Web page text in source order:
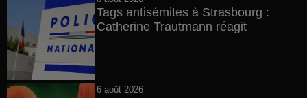
Tags antisémites à Strasbourg :
Catherine Trautmann réagit
6 août 2026